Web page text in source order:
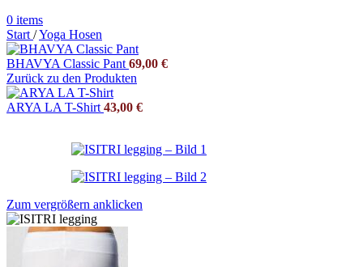
0 items
Start /Yoga Hosen
BHAVYA Classic Pant 69,00 €
Zurück zu den Produkten
ARYA LA T-Shirt 43,00 €
Zum vergrößern anklicken